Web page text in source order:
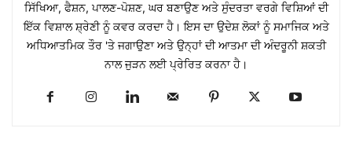
ਸਿੱਖਿਆ, ਫੈਸ਼ਨ, ਪਾਲਣ-ਪੋਸ਼ਣ, ਘਰ ਬਣਾਉਣ ਅਤੇ ਸੁੰਦਰਤਾ ਵਰਗੇ ਵਿਸ਼ਿਆਂ ਦੀ
ਇੱਕ ਵਿਸ਼ਾਲ ਸ਼੍ਰੇਣੀ ਨੂੰ ਕਵਰ ਕਰਦਾ ਹੈ। ਇਸ ਦਾ ਉਦੇਸ਼ ਲੋਕਾਂ ਨੂੰ ਸਮਾਜਿਕ ਅਤੇ
ਅਧਿਆਤਮਿਕ ਤੌਰ 'ਤੇ ਜਗਾਉਣਾ ਅਤੇ ਉਨ੍ਹਾਂ ਦੀ ਆਤਮਾ ਦੀ ਅੰਦਰੂਨੀ ਸ਼ਕਤੀ
ਨਾਲ ਜੁੜਨ ਲਈ ਪ੍ਰੇਰਿਤ ਕਰਨਾ ਹੈ।